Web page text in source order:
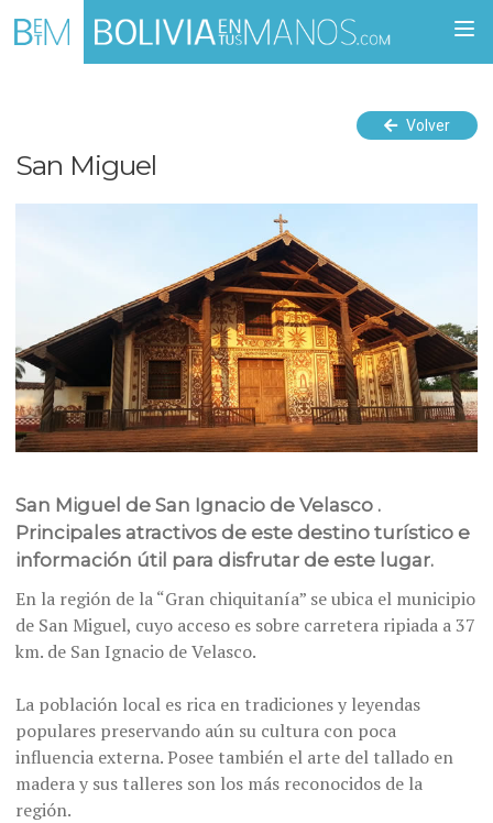
Volver
San Miguel
San Miguel de San Ignacio de Velasco .
Principales atractivos de este destino turístico e
información útil para disfrutar de este lugar.
En la región de la “Gran chiquitanía” se ubica el municipio
de San Miguel, cuyo acceso es sobre carretera ripiada a 37
km. de San Ignacio de Velasco.
La población local es rica en tradiciones y leyendas
populares preservando aún su cultura con poca
influencia externa. Posee también el arte del tallado en
madera y sus talleres son los más reconocidos de la
región.